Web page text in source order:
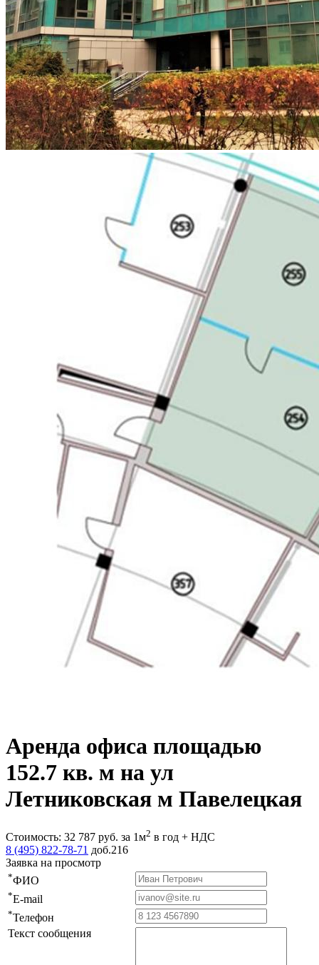
Аренда офиса площадью
152.7 кв. м на ул
Летниковская м Павелецкая
Стоимость: 32 787 руб. за 1м2 в год + НДС
8 (495) 822-78-71 доб.216
Заявка на просмотр
*ФИО
*E-mail
*Телефон
Текст сообщения